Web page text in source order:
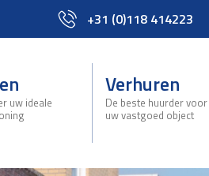
+31 (0)118 414223
uw ideale
Verhuren
De beste huurder voor
uw vastgoed object